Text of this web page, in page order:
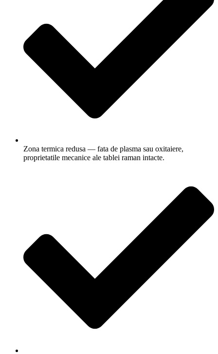
Zona termica redusa — fata de plasma sau oxitaiere,
proprietatile mecanice ale tablei raman intacte.